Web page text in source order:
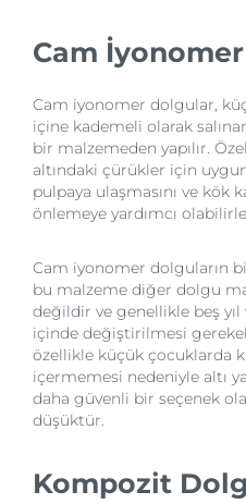
Cam
Cam iyonomer dolgular,
içine kademeli olarak
bir malzemeden yapılır.
altındaki çürükler için
pulpaya ulaşmasını ve kök
önlemeye yardımcı
Cam iyonomer dolguların
bu malzeme diğer dolgu
değildir ve genellikle beş yıl
içinde değiştirilmesi
özellikle küçük çocuklarda
içermemesi nedeniyle altı
daha güvenli bir seçenek
düşüktür.
Kompozit